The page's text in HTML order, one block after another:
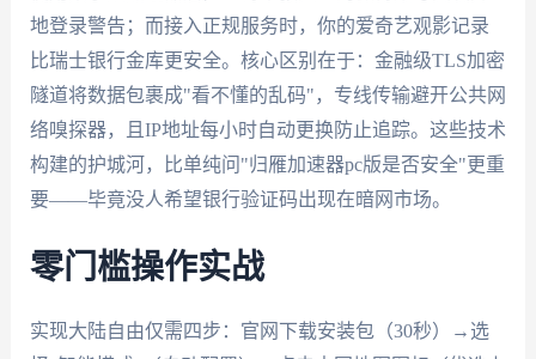
地登录警告；而接入正规服务时，你的爱奇艺观影记录
比瑞士银行金库更安全。核心区别在于：金融级TLS加密
隧道将数据包裹成"看不懂的乱码"，专线传输避开公共网
络嗅探器，且IP地址每小时自动更换防止追踪。这些技术
构建的护城河，比单纯问"归雁加速器pc版是否安全"更重
要——毕竟没人希望银行验证码出现在暗网市场。
零门槛操作实战
实现大陆自由仅需四步：官网下载安装包（30秒）→选